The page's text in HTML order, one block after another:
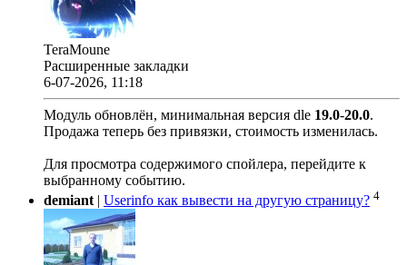
TeraMoune
Расширенные закладки
6-07-2026, 11:18
Модуль обновлён, минимальная версия dle 19.0-20.0.
Продажа теперь без привязки, стоимость изменилась.
Для просмотра содержимого спойлера, перейдите к
выбранному событию.
demiant | Userinfo как вывести на другую страницу? 4